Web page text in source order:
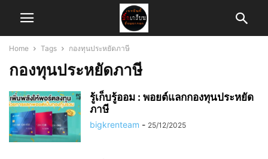
Home Tags กองทุนประหยัดภาษี
กองทุนประหยัดภาษี
รู้เก็บรู้ออม : พอยต์แลกกองทุนประหยัด
ภาษี
bigkrenteam - 25/12/2025